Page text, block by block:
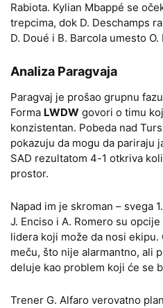
Rabiota. Kylian Mbappé se
trepcima, dok D. Deschamps
D. Doué i B. Barcola umesto
Analiza Paragvaja
Paragvaj je prošao grupnu
Forma LWDW govori o timu
konzistentan. Pobeda nad
pokazuju da mogu da pariraju
SAD rezultatom 4-1 otkriva
prostor.
Napad im je skroman – svega
J. Enciso i A. Romero su
lidera koji može da nosi ekipu.
meču, što nije alarmantno, ali
deluje kao problem koji će se
Trener G. Alfaro verovatno